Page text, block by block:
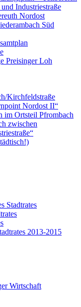
Industriestraße
Nordost
Süd
Preisinger Loh
Kirchfeldstraße
Nordost II“
im Ortsteil Pfrombach
zwischen
Stadtrates
2013-2015
Wirtschaft